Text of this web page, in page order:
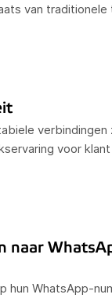
van traditionele
verbindingen
voor
naar
hun WhatsApp-